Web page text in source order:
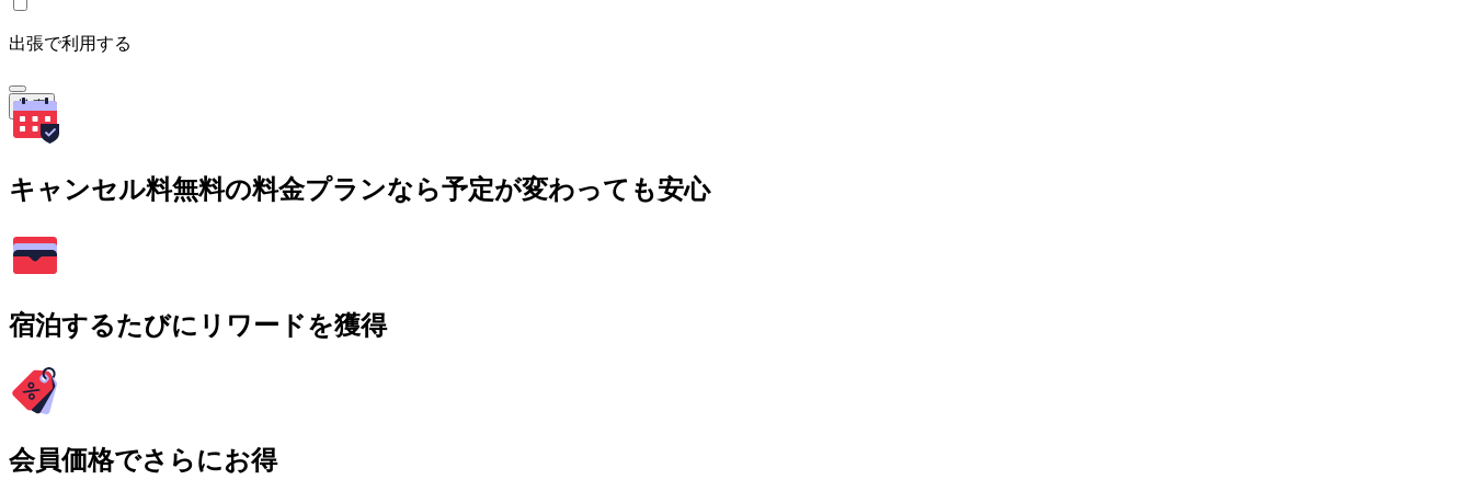
出張で利用する
検索
キャンセル料無料の料金プランなら予定が変わっても安心
宿泊するたびにリワードを獲得
会員価格でさらにお得